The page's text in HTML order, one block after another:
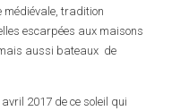
médiévale, tradition
escarpées aux maisons
aussi bateaux de
2017 de ce soleil qui